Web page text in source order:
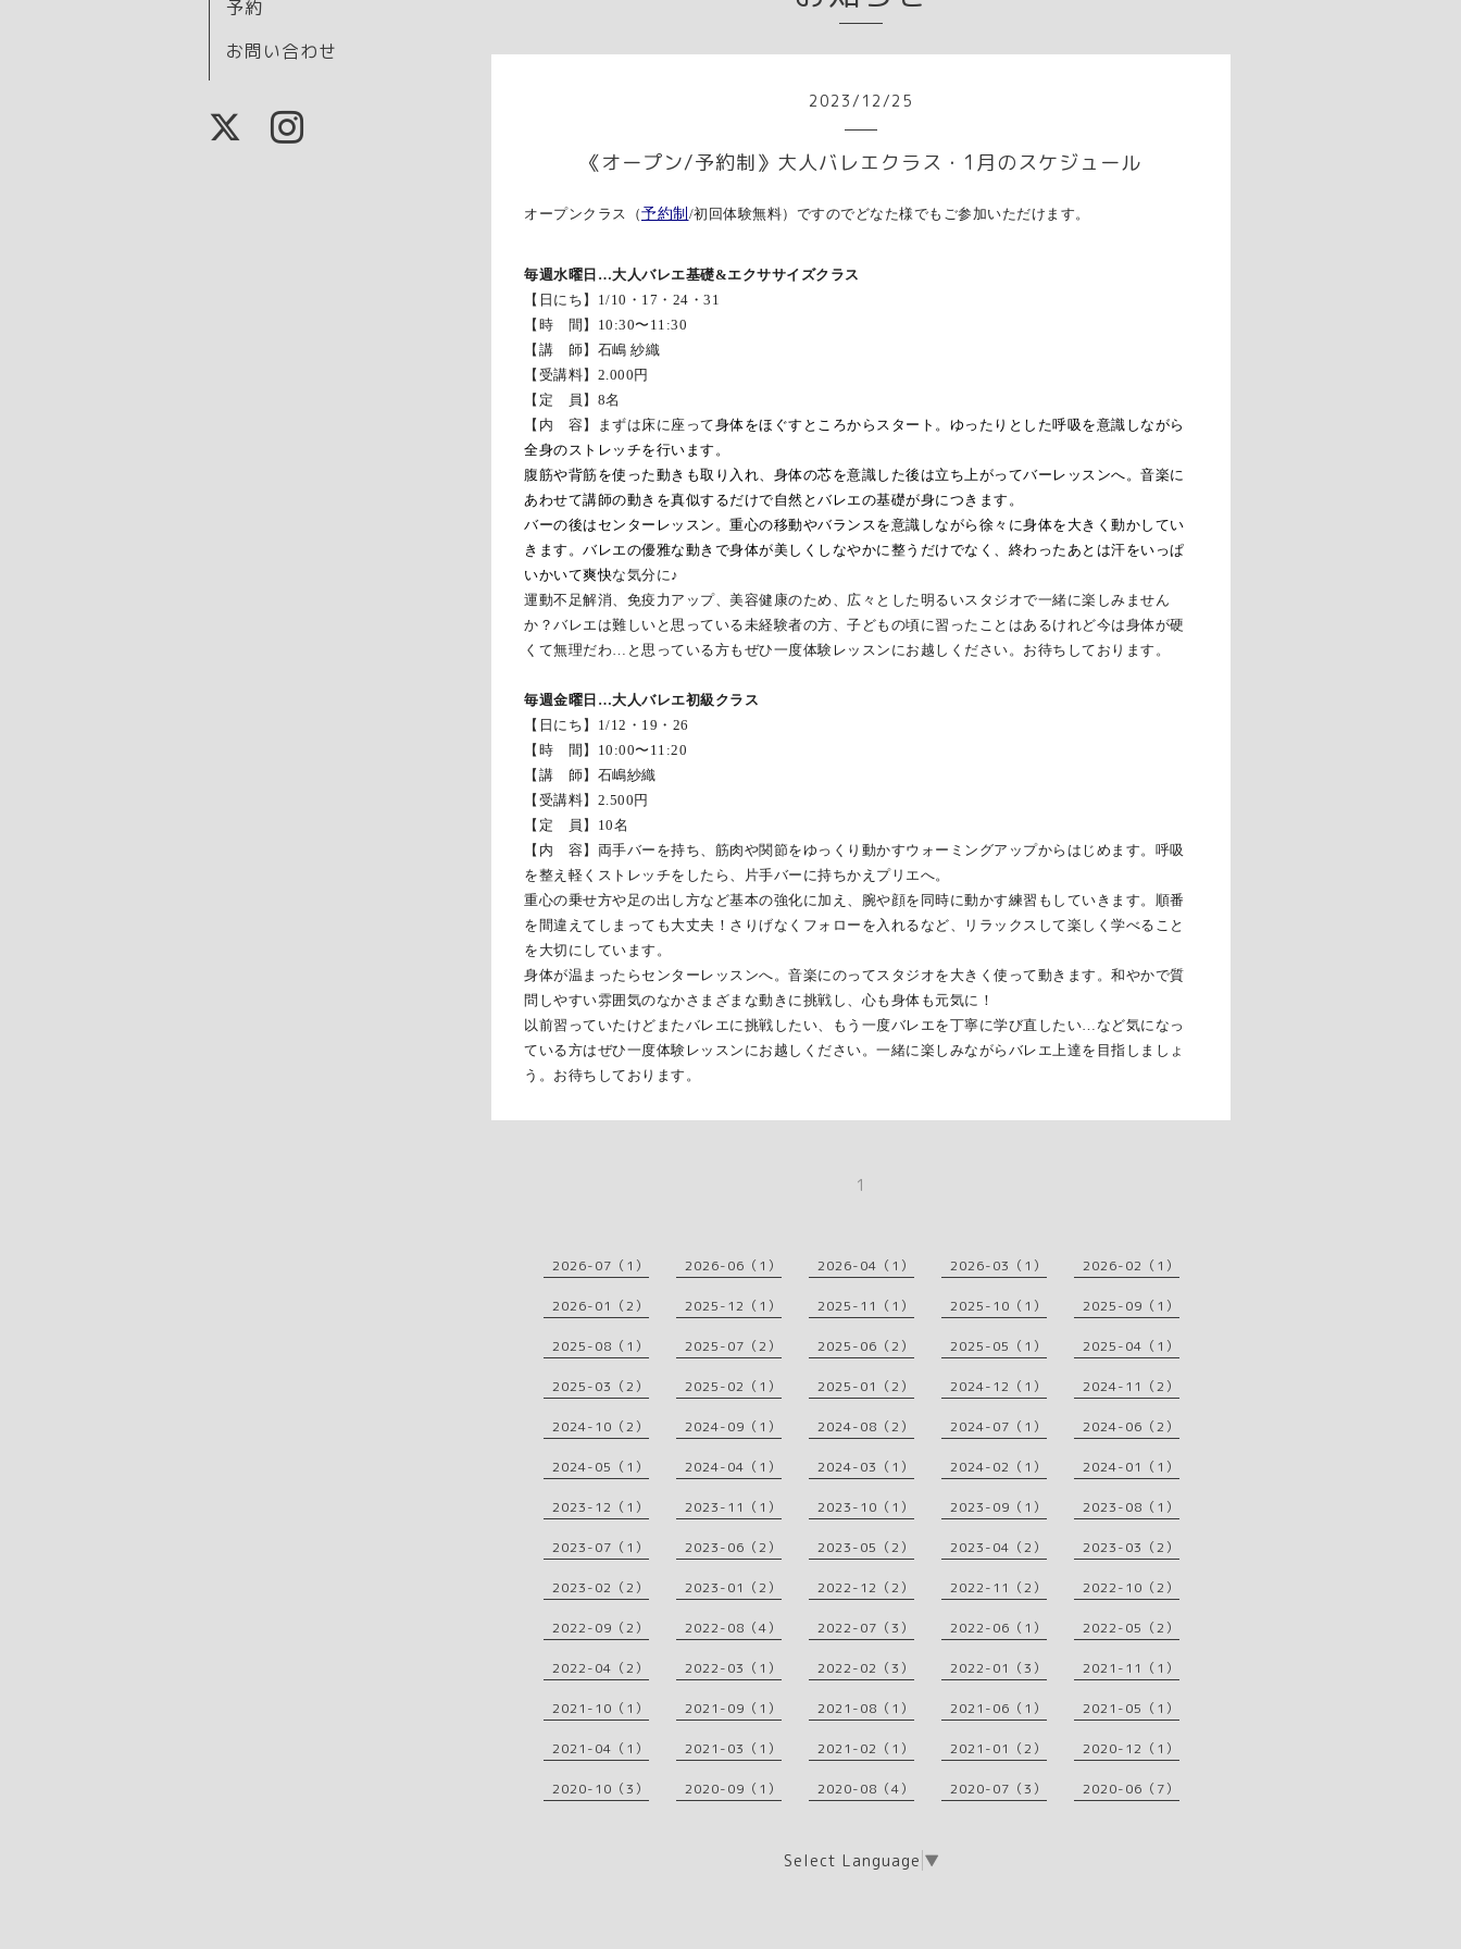
予約
お問い合わせ
2023/ 12/25
《オープン/予約制》大人バレエクラス・1月のスケジュール
オープンクラス（予約制 /初回体験無料）ですのでどなた様でもご参加いただけます。
毎週水曜日…大人バレエ基礎&エクササイズクラス
【日にち】1/10・17・24・31
【時 間】 10:30〜 11:30
【講 師】石嶋 紗織
【受講料】 2.000 円
【定 員】8名
【内 容】
まずは床に座って身体をほぐすところからスタート。ゆったりとした呼吸を意識しながら
全身のストレッチを行います。
腹筋や背筋を使った動きも取り入れ、身体の芯を意識した後は立ち上がってバーレッスンへ。音楽に
あわせて講師の動きを真似するだけで自然とバレエの基礎が身につきます。
バーの後はセンターレッスン。重心の移動やバランスを意識しながら徐々に身体を大きく動かしてい
きます。バレエの優雅な動きで身体が美しくしなやかに整うだけでなく、終わったあとは汗をいっぱ
いかいて爽快な気分に♪
運動不足解消、免疫力アップ、美容健康のため、広々とした明るいスタジオで一緒に楽しみません
か？バレエは難しいと思っている未経験者の方、子どもの頃に習ったことはあるけれど今は身体が硬
くて無理だわ…と思っている方もぜひ一度体験レッスンにお越しください。お待ちしております。
毎週金曜日…大人バレエ初級クラス
【日にち】1/12・19・26
【時 間】 10:00〜 11:20
【講 師】石嶋紗織
【受講料】 2.500 円
【定 員】 10名
【内 容】両手バーを持ち、筋肉や関節をゆっくり動かすウォーミングアップからはじめます。呼吸
を整え軽くストレッチをしたら、片手バーに持ちかえプリエへ。
重心の乗せ方や足の出し方など基本の強化に加え、腕や顔を同時に動かす練習もしていきます。順番
を間違えてしまっても大丈夫！さりげなくフォローを入れるなど、リラックスして楽しく学べること
を大切にしています。
身体が温まったらセンターレッスンへ。音楽にのってスタジオを大きく使って動きます。和やかで質
問しやすい雰囲気のなかさまざまな動きに挑戦し、心も身体も元気に！
以前習っていたけどまたバレエに挑戦したい、もう一度バレエを丁寧に学び直したい…など気になっ
ている方はぜひ一度体験レッスンにお越しください。一緒に楽しみながらバレエ上達を目指しましょ
う。お待ちしております。
1
2026-07（1） 2026-06（1） 2026-04（1） 2026-03（1） 2026-02（1）
2026-01（2） 2025-12（1） 2025-11（1） 2025-10（1） 2025-09（1）
2025-08（1） 2025-07（2） 2025-06（2） 2025-05（1） 2025-04（1）
2025-03（2） 2025-02（1） 2025-01（2） 2024-12（1） 2024-11（2）
2024-10（2） 2024-09（1） 2024-08（2） 2024-07（1） 2024-06（2）
2024-05（1） 2024-04（1） 2024-03（1） 2024-02（1） 2024-01（1）
2023-12（1） 2023-11（1） 2023-10（1） 2023-09（1） 2023-08（1）
2023-07（1） 2023-06（2） 2023-05（2） 2023-04（2） 2023-03（2）
2023-02（2） 2023-01（2） 2022-12（2） 2022-11（2） 2022-10（2）
2022-09（2） 2022-08（4） 2022-07（3） 2022-06（1） 2022-05（2）
2022-04（2） 2022-03（1） 2022-02（3） 2022-01（3） 2021-11（1）
2021-10（1） 2021-09（1） 2021-08（1） 2021-06（1） 2021-05（1）
2021-04（1） 2021-03（1） 2021-02（1） 2021-01（2） 2020-12（1）
2020-10（3） 2020-09（1） 2020-08（4） 2020-07（3） 2020-06（7）
Select Language ▼